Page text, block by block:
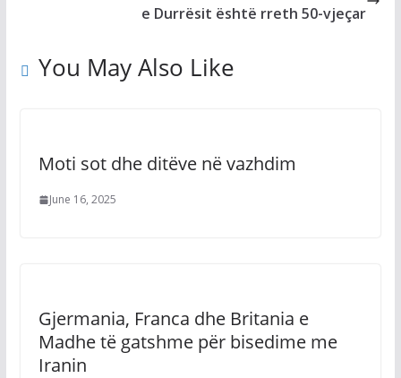
e Durrësit është rreth 50-vjeçar
You May Also Like
Moti sot dhe ditëve në vazhdim
June 16, 2025
Gjermania, Franca dhe Britania e
Madhe të gatshme për bisedime me
Iranin